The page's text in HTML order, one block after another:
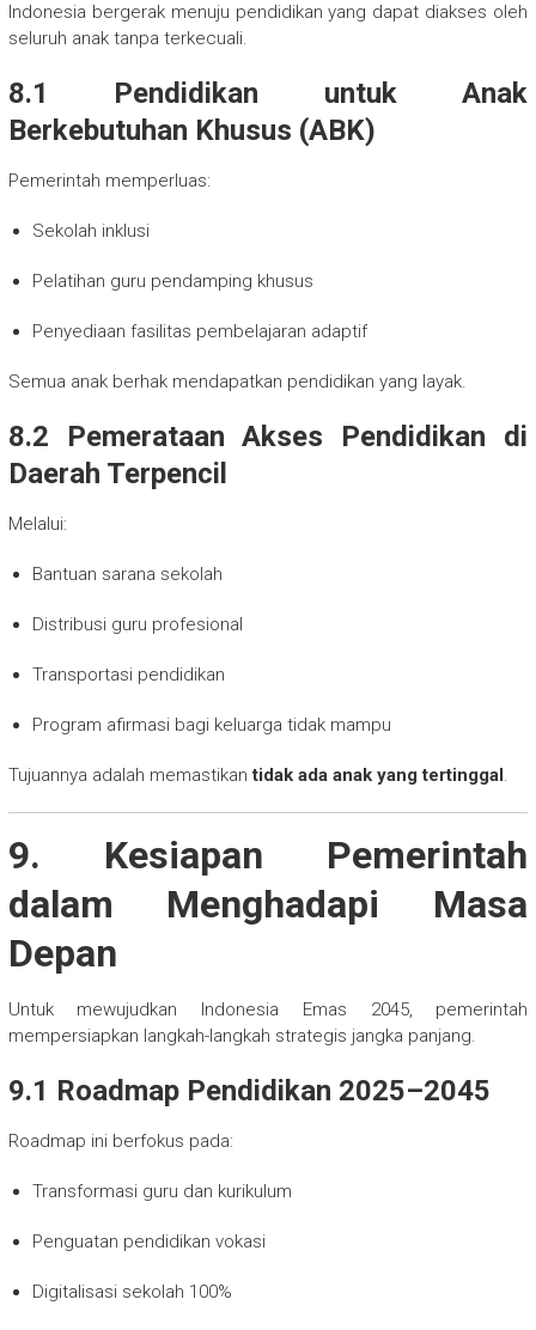
Indonesia bergerak menuju pendidikan yang dapat diakses oleh
seluruh anak tanpa terkecuali.
8.1 Pendidikan untuk Anak
Berkebutuhan Khusus (ABK)
Pemerintah memperluas:
Sekolah inklusi
Pelatihan guru pendamping khusus
Penyediaan fasilitas pembelajaran adaptif
Semua anak berhak mendapatkan pendidikan yang layak.
8.2 Pemerataan Akses Pendidikan di
Daerah Terpencil
Melalui:
Bantuan sarana sekolah
Distribusi guru profesional
Transportasi pendidikan
Program afirmasi bagi keluarga tidak mampu
Tujuannya adalah memastikantidak ada anak yang tertinggal.
9. Kesiapan Pemerintah
dalam Menghadapi Masa
Depan
Untuk mewujudkan Indonesia Emas 2045, pemerintah
mempersiapkan langkah-langkah strategis jangka panjang.
9.1 Roadmap Pendidikan 2025–2045
Roadmap ini berfokus pada:
Transformasi guru dan kurikulum
Penguatan pendidikan vokasi
Digitalisasi sekolah 100%